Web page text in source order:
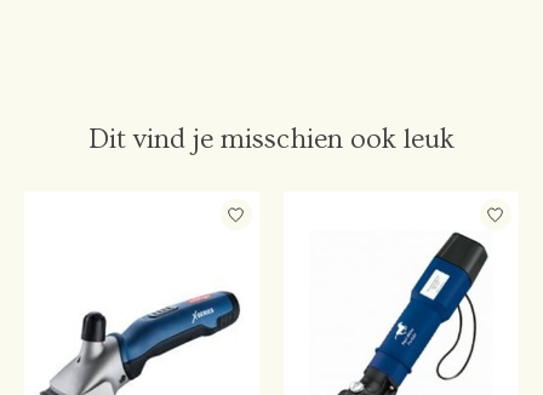
Dit vind je misschien ook leuk
Items van productcarrousel